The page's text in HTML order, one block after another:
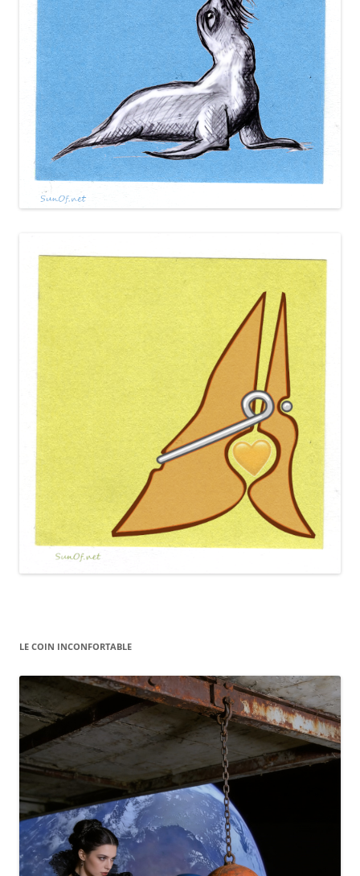
LE COIN INCONFORTABLE